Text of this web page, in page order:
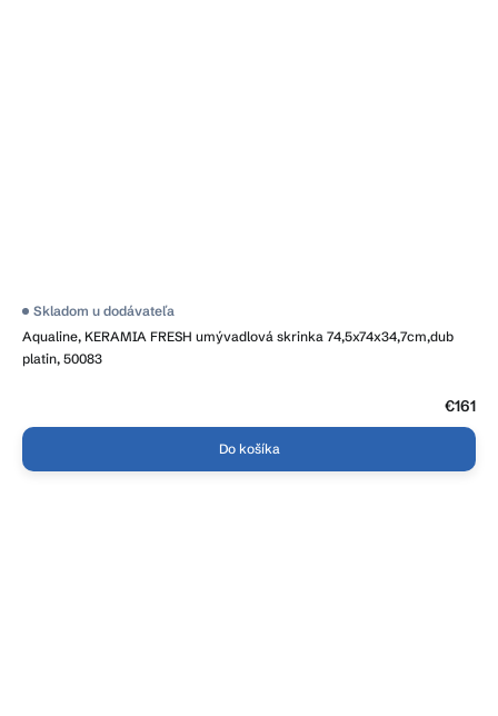
Aqualine, KERAMIA FRESH umývadlová skrinka 74,5x74x34,7cm,dub
platin, 50083
Priemerné
produktu
je
Skladom u dodávateľa
€161
Do košíka